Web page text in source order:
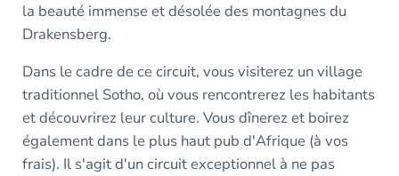
la beauté immense et désolée des montagnes du
Drakensberg.
Dans le cadre de ce circuit, vous visiterez un village
traditionnel Sotho, où vous rencontrerez les habitants
et découvrirez leur culture. Vous dînerez et boirez
également dans le plus haut pub d'Afrique (à vos
frais). Il s'agit d'un circuit exceptionnel à ne pas